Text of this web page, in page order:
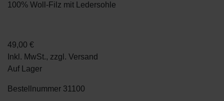
100% Woll-Filz mit Ledersohle
49,00 €
Inkl. MwSt., zzgl. Versand
Auf Lager
Bestellnummer 31100